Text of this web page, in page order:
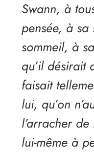
Swann, à
pensée, à sa
sommeil, à
qu’il désirait
faisait
lui, qu’on
l’arracher
lui-même à